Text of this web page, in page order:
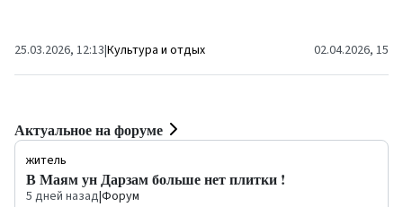
25.03.2026, 12:13|Культура и отдых 02.04.2026, 15:39
Актуальное на форуме
житель
В Маям ун Дарзам больше нет плитки !
5 дней назад|Форум